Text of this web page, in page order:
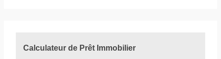
Calculateur de Prêt Immobilier